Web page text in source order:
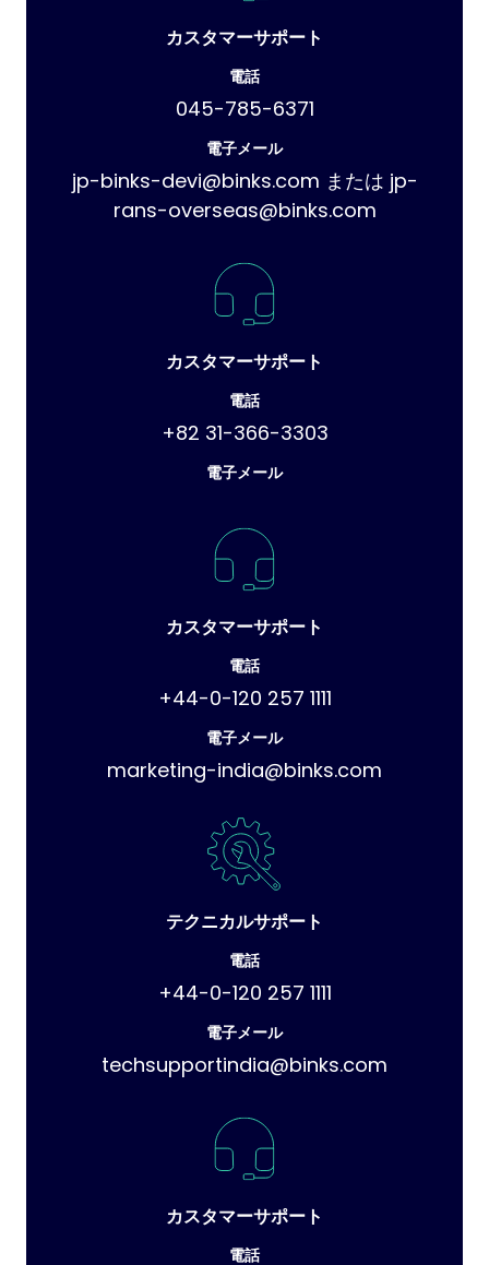
カスタマーサポート
電話
045-785-6371
電子メール
jp-binks-devi@binks.com または jp-
rans-overseas@binks.com
カスタマーサポート
電話
+82 31-366-3303
電子メール
カスタマーサポート
電話
+44-0-120 257 1111
電子メール
marketing-india@binks.com
テクニカルサポート
電話
+44-0-120 257 1111
電子メール
techsupportindia@binks.com
カスタマーサポート
電話